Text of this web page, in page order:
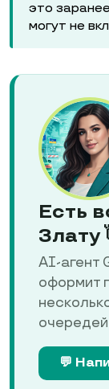
это
могут не
Есть
Злату
AI-агент
оформит
очередей
💬